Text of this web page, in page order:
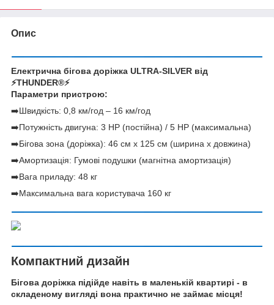
Опис
Електрична бігова доріжка ULTRA-SILVER від
⚡THUNDER®️⚡
Параметри пристрою:
➡️Швидкість: 0,8 км/год – 16 км/год
➡️Потужність двигуна: 3 HP (постійна) / 5 HP (максимальна)
➡️Бігова зона (доріжка): 46 см х 125 см (ширина х довжина)
➡️Амортизація: Гумові подушки (магнітна амортизація)
➡️Вага приладу: 48 кг
➡️Максимальна вага користувача 160 кг
Компактний дизайн
Бігова доріжка підійде навіть в маленькій квартирі - в
складеному вигляді вона практично не займає місця!